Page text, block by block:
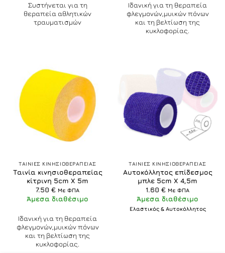
Συστήνεται για τη
θεραπεία αθλητικών
τραυματισμών
Ιδανική για τη θεραπεία
φλεγμονών,μυικών πόνων
και τη βελτίωση της
κυκλοφορίας.
ΤΑΙΝΙΕΣ ΚΙΝΗΣΙΟΘΕΡΑΠΕΙΑΣ
Ταινία κινησιοθεραπείας
κίτρινη 5cm X 5m
7.50 € Με ΦΠΑ
Άμεσα διαθέσιμο
Ιδανική για τη θεραπεία
φλεγμονών,μυικών πόνων
και τη βελτίωση της
κυκλοφορίας.
ΤΑΙΝΙΕΣ ΚΙΝΗΣΙΟΘΕΡΑΠΕΙΑΣ
Αυτοκόλλητος επίδεσμος
μπλε 5cm X 4,5m
1.60 € Με ΦΠΑ
Άμεσα διαθέσιμο
Ελαστικός & Αυτοκόλλητος